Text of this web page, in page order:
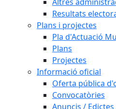
Resultats
Plans i projectes
Pla d'Actuació
Plans
Projectes
Informació oficial
Oferta pública
Convocatòries
Anuncis / Edictes